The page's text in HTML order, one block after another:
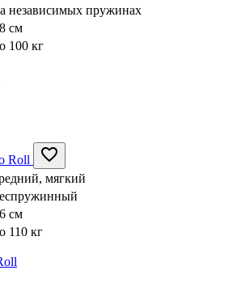
независимых пружинах
см
100 кг
мягкий
см
110 кг